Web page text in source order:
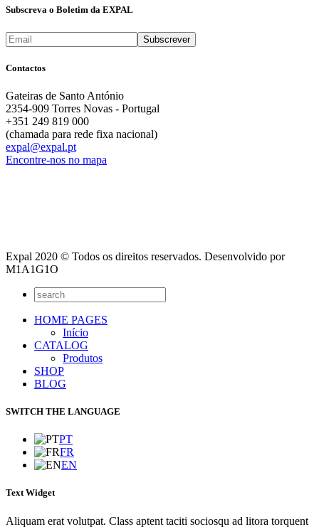
Subscreva o Boletim da EXPAL
Contactos
Gateiras de Santo António
2354-909 Torres Novas - Portugal
+351 249 819 000
(chamada para rede fixa nacional)
expal@expal.pt
Encontre-nos no mapa
Expal 2020 © Todos os direitos reservados. Desenvolvido por
M1A1G1O
HOME PAGES
Início
CATALOG
Produtos
SHOP
BLOG
SWITCH THE LANGUAGE
PT
FR
EN
Text Widget
Aliquam erat volutpat. Class aptent taciti sociosqu ad litora torquent